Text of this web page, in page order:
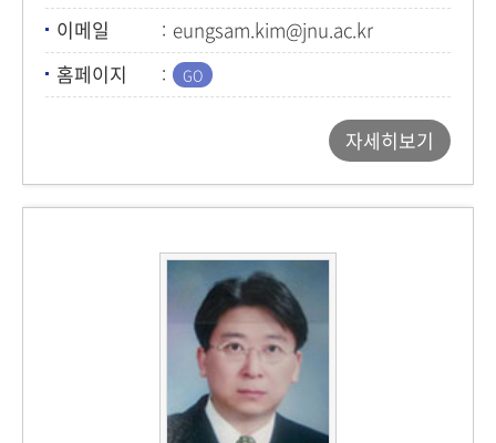
이메일
eungsam.kim@jnu.ac.kr
홈페이지
자세히보기